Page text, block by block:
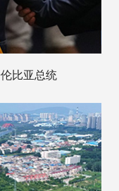
比亚总统